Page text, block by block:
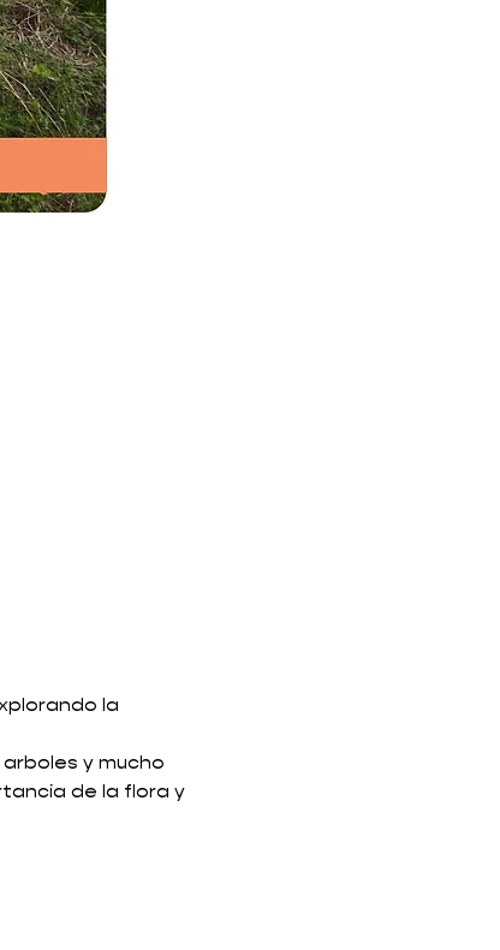
la
y mucho
de la flora y